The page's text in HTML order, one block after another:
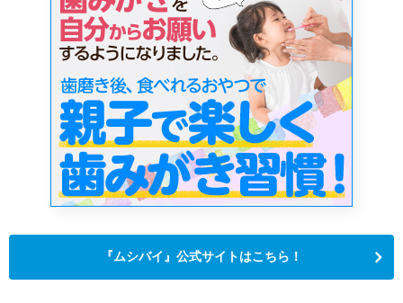
『ムシバイ』公式サイトはこちら！